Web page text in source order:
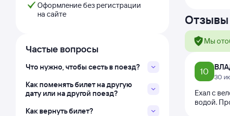
Оформление без регистрации
на сайте
Частые вопросы
Что нужно, чтобы сесть в поезд?
Как поменять билет на другую
дату или на другой поезд?
Как вернуть билет?
Отзывы
Мы
10
30
Ехал с
водой.